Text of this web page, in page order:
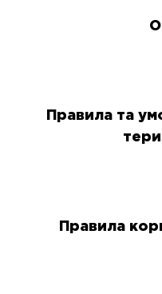
Правила та
Правила